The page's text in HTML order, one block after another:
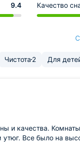
9.4 Качество
Чистота 2 Для
и качества.
Все было на